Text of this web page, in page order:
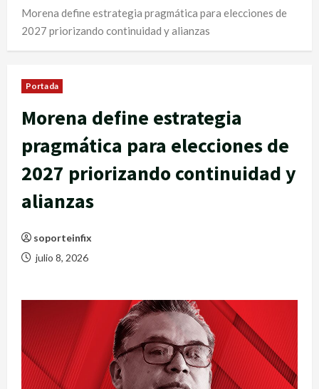
Morena define estrategia pragmática para elecciones de
2027 priorizando continuidad y alianzas
Portada
Morena define estrategia
pragmática para elecciones de
2027 priorizando continuidad y
alianzas
soporteinfix
julio 8, 2026